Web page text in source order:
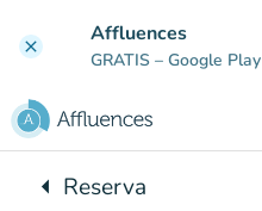
clear Affluences
GRATIS – Google Play
arrow_leftBack to:
Reserva